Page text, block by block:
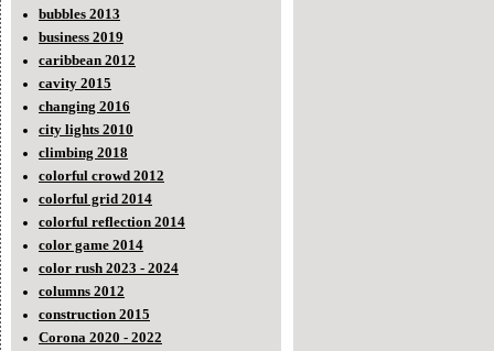
bubbles 2013
business 2019
caribbean 2012
cavity 2015
changing 2016
city lights 2010
climbing 2018
colorful crowd 2012
colorful grid 2014
colorful reflection 2014
color game 2014
color rush 2023 - 2024
columns 2012
construction 2015
Corona 2020 - 2022